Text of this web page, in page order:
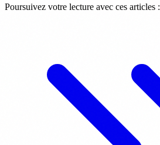
Poursuivez votre lecture avec ces articles :